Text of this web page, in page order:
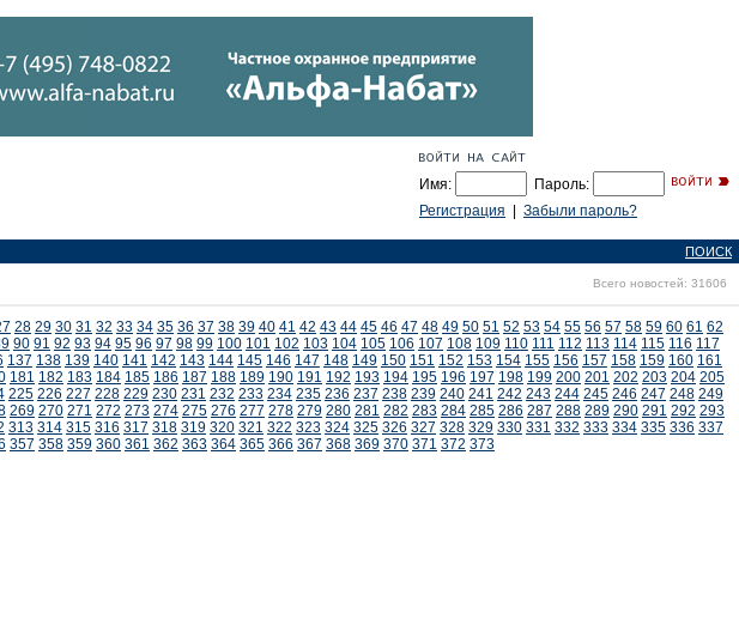
Имя:
Пароль:
Регистрация
Забыли пароль?
ПОИСК
Всего новостей: 31606
28 29 30 31 32 33 34 35 36 37 38 39 40 41 42 43 44 45 46 47 48 49 50 51 52 53 54 55 56 57 58 59 60 61 62
90 91 92 93 94 95 96 97 98 99 100 101 102 103 104 105 106 107 108 109 110 111 112 113 114 115 116 117
137 138 139 140 141 142 143 144 145 146 147 148 149 150 151 152 153 154 155 156 157 158 159 160 161
181 182 183 184 185 186 187 188 189 190 191 192 193 194 195 196 197 198 199 200 201 202 203 204 205
225 226 227 228 229 230 231 232 233 234 235 236 237 238 239 240 241 242 243 244 245 246 247 248 249
269 270 271 272 273 274 275 276 277 278 279 280 281 282 283 284 285 286 287 288 289 290 291 292 293
313 314 315 316 317 318 319 320 321 322 323 324 325 326 327 328 329 330 331 332 333 334 335 336 337
357 358 359 360 361 362 363 364 365 366 367 368 369 370 371 372 373